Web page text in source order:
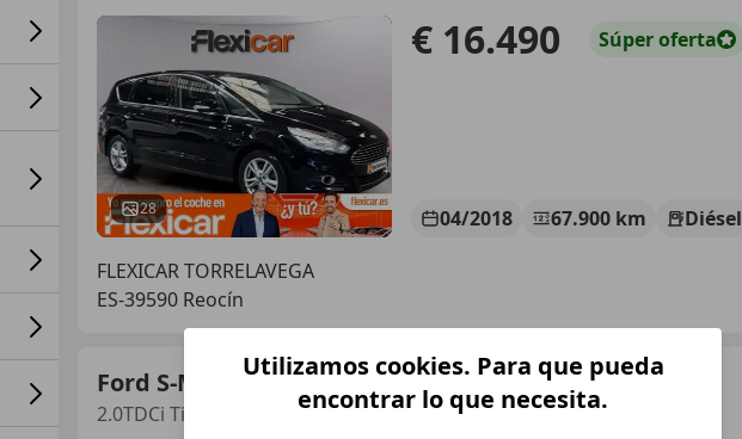
28
€ 16.490 Súperoferta
04/2018 67.900 km Diésel
FLEXICAR TORRELAVEGA
ES-39590 Reocín
Ford S-Max
2.0TDCi Titanium Powershift 150
Utilizamos cookies. Para que pueda
encontrar lo que necesita.